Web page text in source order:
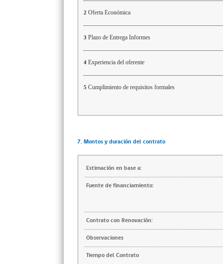
2 Oferta Económica
3 Plazo de Entrega Informes
4 Experiencia del oferente
5 Cumplimiento de requisitos formales
7. Montos y duración del contrato
Estimación en base a:
Fuente de financiamiento:
Contrato con Renovación:
Observaciones
Tiempo del Contrato